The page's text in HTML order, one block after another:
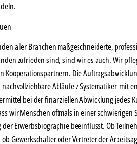
aller Branchen maßgeschneiderte,
zufrieden sind, sind wir es auch. Wir
Die
Abläufe / Systematiken mit
bei der finanziellen Abwicklung jedes
wir Menschen oftmals in einer
Erwerbsbiographie beeinflusst. Ob
Gewerkschafter oder Vertreter der